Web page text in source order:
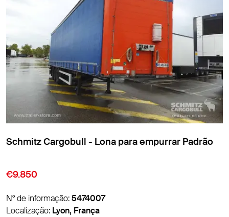
Schmitz Cargobull - Lona para empurrar Padrão
€9.850
N° de informação:5474007
Localização: Lyon, França